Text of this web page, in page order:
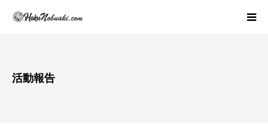
活動報告
著書紹介